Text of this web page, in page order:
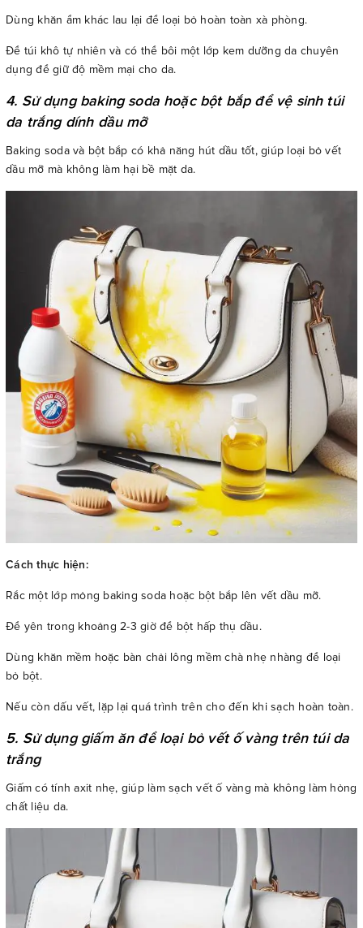
Dùng khăn ẩm khác lau lại để loại bỏ hoàn toàn xà phòng.
Để túi khô tự nhiên và có thể bôi một lớp kem dưỡng da chuyên
dụng để giữ độ mềm mại cho da.
4. Sử dụng baking soda hoặc bột bắp để vệ sinh túi
da trắng dính dầu mỡ
Baking soda và bột bắp có khả năng hút dầu tốt, giúp loại bỏ vết
dầu mỡ mà không làm hại bề mặt da.
Cách thực hiện:
Rắc một lớp mỏng baking soda hoặc bột bắp lên vết dầu mỡ.
Để yên trong khoảng 2-3 giờ để bột hấp thụ dầu.
Dùng khăn mềm hoặc bàn chải lông mềm chà nhẹ nhàng để loại
bỏ bột.
Nếu còn dấu vết, lặp lại quá trình trên cho đến khi sạch hoàn toàn.
5. Sử dụng giấm ăn để loại bỏ vết ố vàng trên túi da
trắng
Giấm có tính axit nhẹ, giúp làm sạch vết ố vàng mà không làm hỏng
chất liệu da.